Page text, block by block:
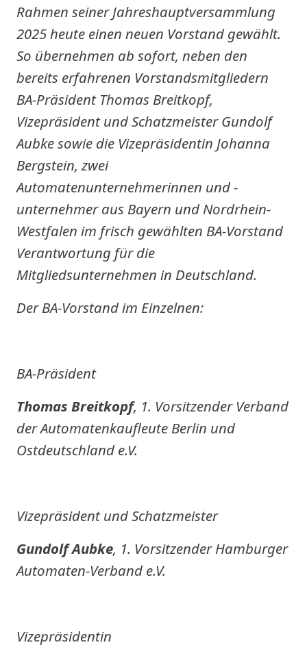
Rahmen seiner Jahreshauptversammlung
2025 heute einen neuen Vorstand gewählt.
So übernehmen ab sofort, neben den
bereits erfahrenen Vorstandsmitgliedern
BA-Präsident Thomas Breitkopf,
Vizepräsident und Schatzmeister Gundolf
Aubke sowie die Vizepräsidentin Johanna
Bergstein, zwei
Automatenunternehmerinnen und -
unternehmer aus Bayern und Nordrhein-
Westfalen im frisch gewählten BA-Vorstand
Verantwortung für die
Mitgliedsunternehmen in Deutschland.
Der BA-Vorstand im Einzelnen:
BA-Präsident
Thomas Breitkopf, 1. Vorsitzender Verband
der Automatenkaufleute Berlin und
Ostdeutschland e.V.
Vizepräsident und Schatzmeister
Gundolf Aubke, 1. Vorsitzender Hamburger
Automaten-Verband e.V.
Vizepräsidentin